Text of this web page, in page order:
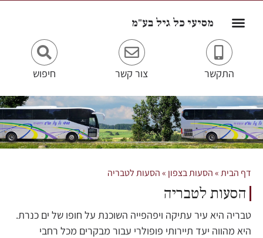
מסיעי כל גיל בע"מ
התקשר צור קשר חיפוש
דף הבית»הסעות בצפון »הסעות לטבריה
הסעות לטבריה
טבריה היא עיר עתיקה ויפהפייה השוכנת על חופו של ים כנרת.
היא מהווה יעד תיירותי פופולרי עבור מבקרים מכל רחבי